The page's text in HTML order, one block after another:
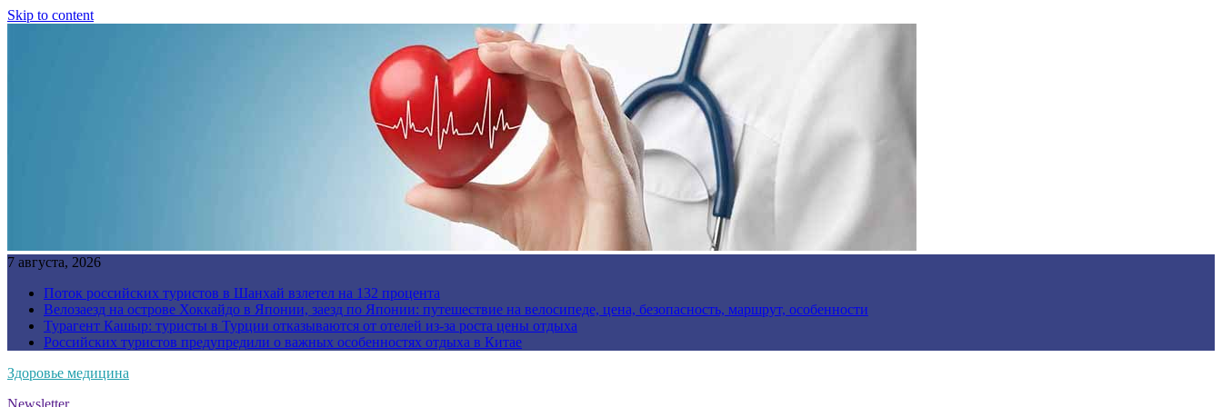
Skip to content
7 августа, 2026
Поток российских туристов в Шанхай взлетел на 132 процента
Велозаезд на острове Хоккайдо в Японии, заезд по Японии: путешествие на велосипеде, цена, безопасность, маршрут, особенности
Турагент Кашыр: туристы в Турции отказываются от отелей из-за роста цены отдыха
Российских туристов предупредили о важных особенностях отдыха в Китае
Здоровье медицина
Newsletter